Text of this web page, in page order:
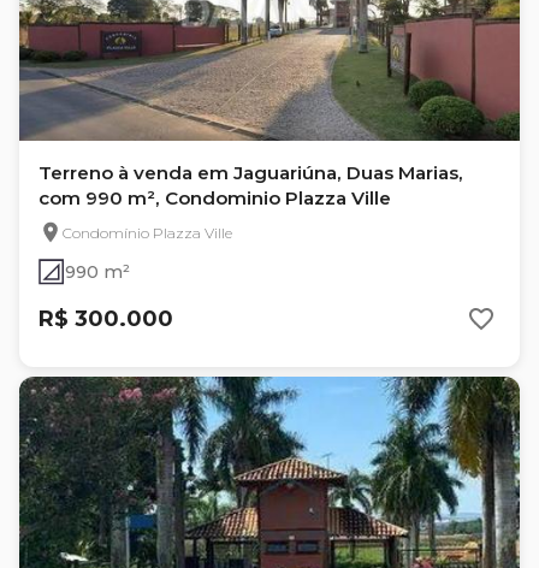
Terreno à venda em Jaguariúna, Duas Marias,
com 990 m², Condominio Plazza Ville
Condomínio Plazza Ville
990 m²
R$ 300.000